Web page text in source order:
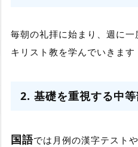
毎朝の礼拝に始まり、週に一
キリスト教を学んでいきます
2. 基礎を重視する中
国語では月例の漢字テスト